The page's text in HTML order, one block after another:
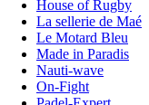
House of Rugby
La sellerie de Maé
Le Motard Bleu
Made in Paradis
Nauti-wave
On-Fight